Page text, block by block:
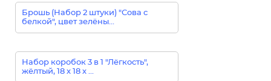
Брошь (Набор 2 штуки) "Сова с
белкой", цвет зелёны...
Набор коробок 3 в 1 "Лёгкость",
жёлтый, 18 х 18 х ...